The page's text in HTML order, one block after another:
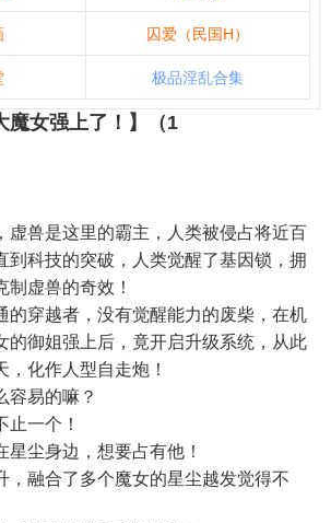
囚爱（民国H）
极品淫乱合集
魔女强上了！】（1
虚兽是这里的霸主，人类被侵占将近百
到科技的突破，人类觉醒了基因锁，拥
虚兽的奇效！
穿越者，没有觉醒能力的废柴，在机
的御姐强上后，竟开启升级系统，从此
，化作人型自走炮！
易的嘛？
一个！
尘身边，想要占有他！
融合了多个魔女的星尘越发觉得不